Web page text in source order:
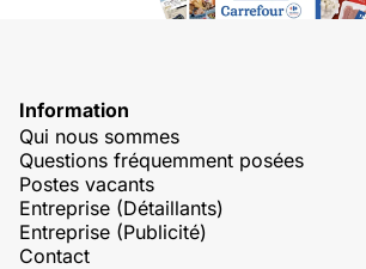
Information
Qui nous sommes
Questions fréquemment posées
Postes vacants
Entreprise (Détaillants)
Entreprise (Publicité)
Contact